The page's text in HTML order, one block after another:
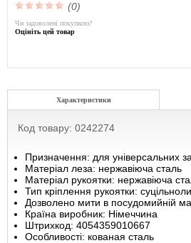
(0)
Чи задоволені покупкою?
Оцініть цей товар
Характеристики
Код товару: 0242274
Призначення: для універсальних
Матеріал леза: нержавіюча сталь
Матеріал рукоятки: нержавіюча
Тип кріплення рукоятки:
Дозволено мити в посудомийній
Країна виробник: Німеччина
Штрихкод: 4054359010667
Особливості: кованая сталь